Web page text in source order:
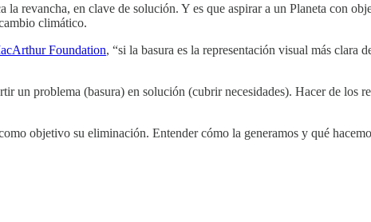
revancha, en clave de solución. Y es que aspirar a un Planeta con
climático.
Foundation, “si la basura es la representación visual más clara
un problema (basura) en solución (cubrir necesidades). Hacer de los
objetivo su eliminación. Entender cómo la generamos y qué